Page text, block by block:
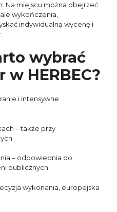
Na miejscu można obejrzeć
wykończenia,
indywidualną wycenę i
wybrać
w HERBEC?
i intensywne
– także przy
– odpowiednia do
publicznych
wykonania, europejska